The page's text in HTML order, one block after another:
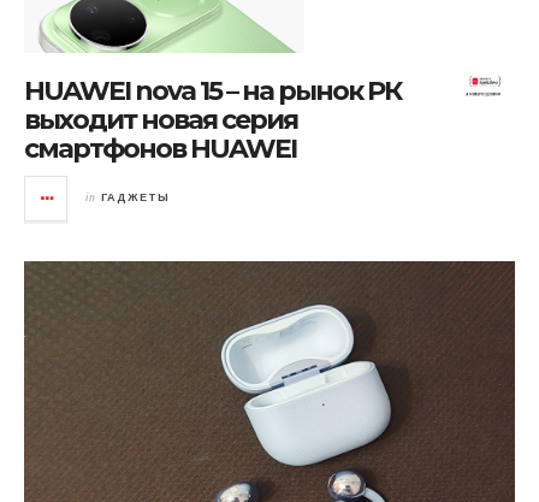
HUAWEI nova 15 – на рынок РК
выходит новая серия
смартфонов HUAWEI
in ГАДЖЕТЫ